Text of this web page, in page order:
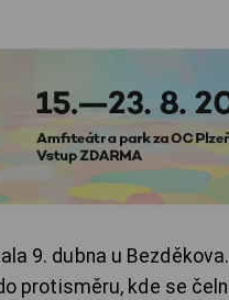
9. dubna u
protisměru, kde se